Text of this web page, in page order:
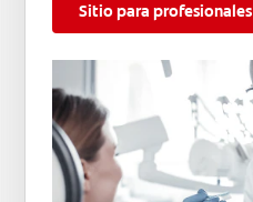
Sitio para profesionales